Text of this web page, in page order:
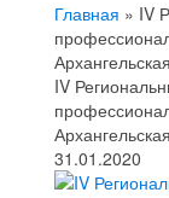
Главная » IV
IV
31.01.2020